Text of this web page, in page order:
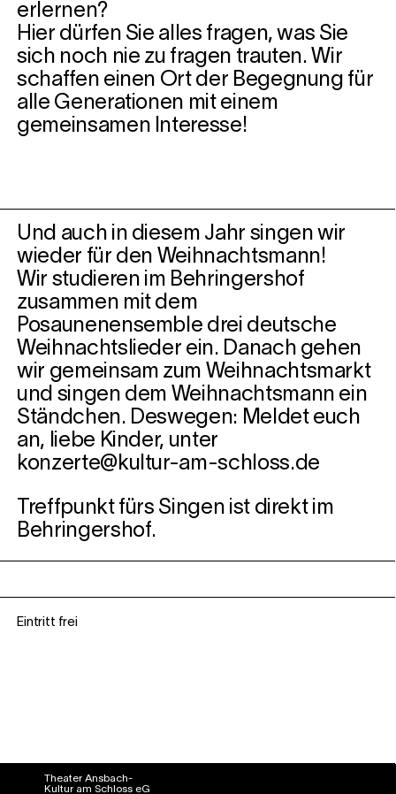
erlernen?
Hier dürfen Sie alles fragen, was Sie
sich noch nie zu fragen trauten. Wir
schaffen einen Ort der Begegnung für
alle Generationen mit einem
gemeinsamen Interesse!
Und auch in diesem Jahr singen wir
wieder für den Weihnachtsmann!
Wir studieren im Behringershof
zusammen mit dem
Posaunenensemble drei deutsche
Weihnachtslieder ein. Danach gehen
wir gemeinsam zum Weihnachtsmarkt
und singen dem Weihnachtsmann ein
Ständchen. Deswegen: Meldet euch
an, liebe Kinder, unter
konzerte@kultur-am-schloss.de
Treffpunkt fürs Singen ist direkt im
Behringershof.
Eintritt frei
Theater Ansbach-
Kultur am Schloss eG